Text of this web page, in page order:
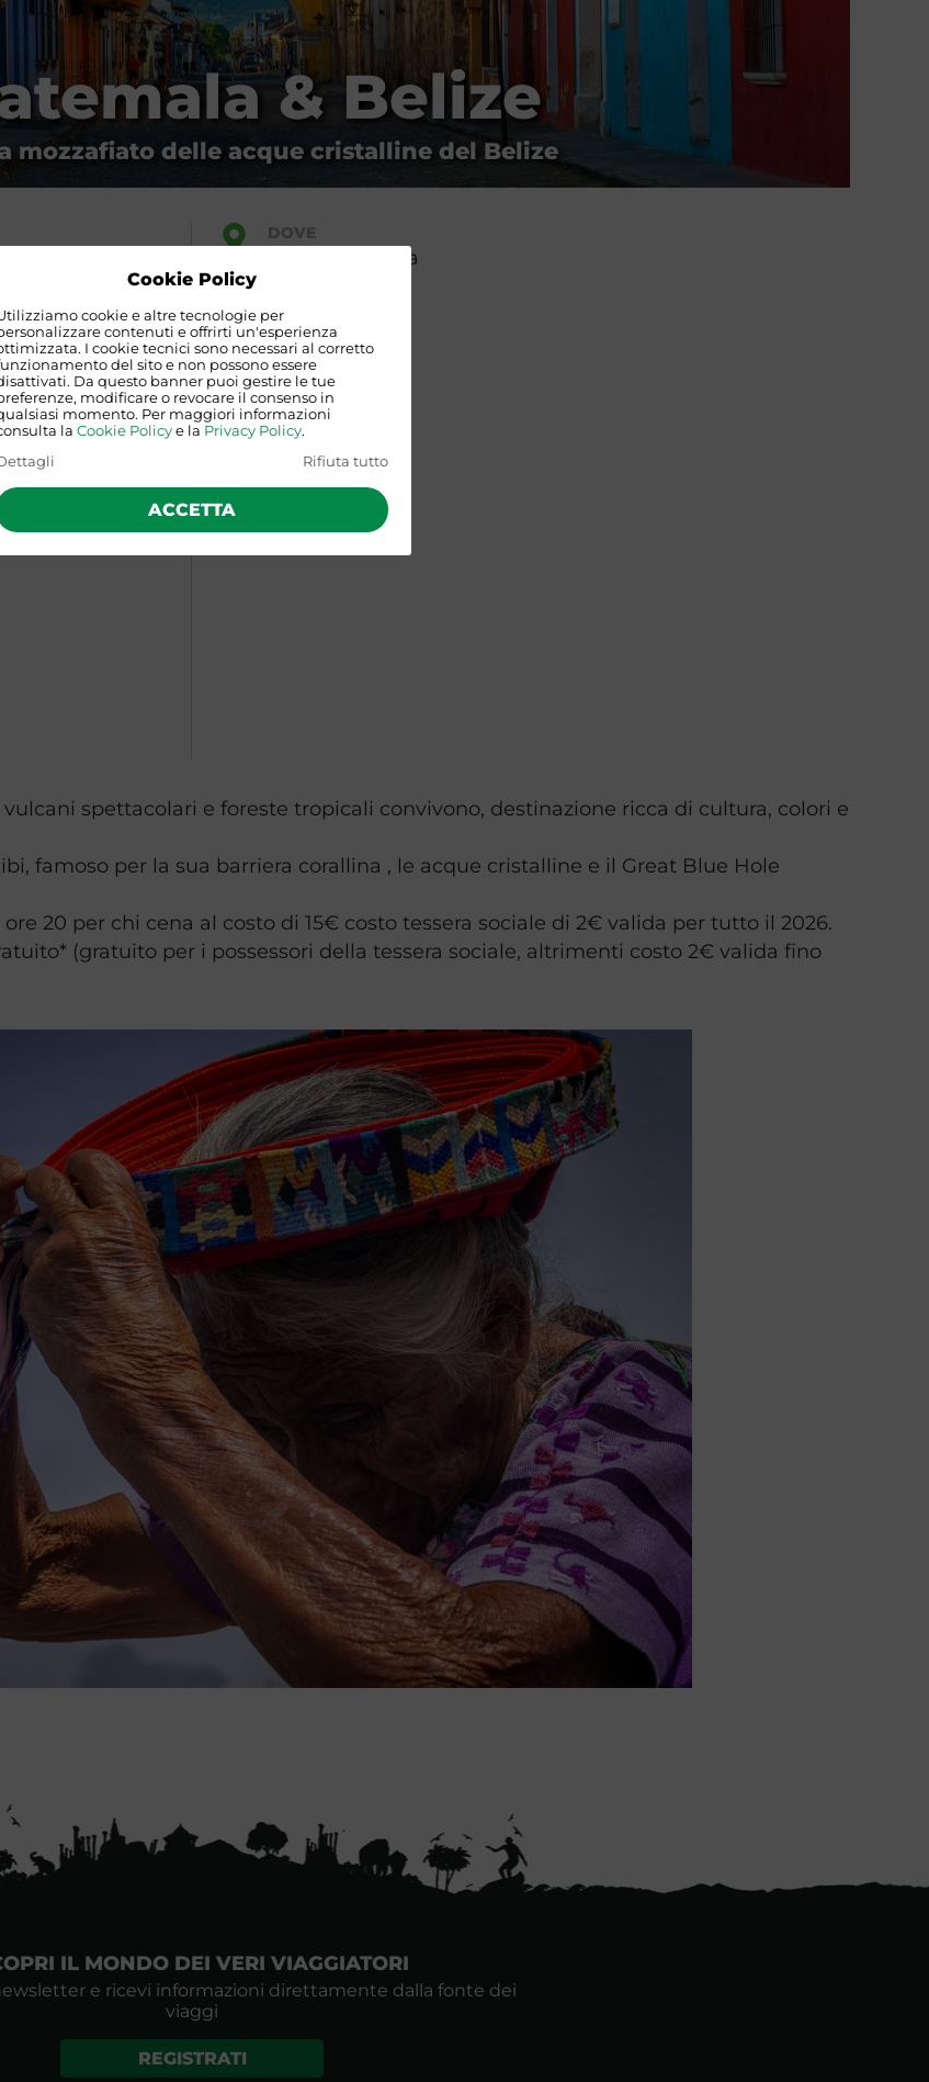
Cookie Policy
cookie e altre tecnologie per
contenuti e offrirti un'esperienza
I cookie tecnici sono necessari al corretto
del sito e non possono essere
Da questo banner puoi gestire le tue
modificare o revocare il consenso in
momento. Per maggiori informazioni
la Cookie Policye la Privacy Policy.
Rifiuta tutto
ACCETTA
& Belize
mozzafiato delle acque cristalline del Belize
anno 2026 -
i possessori
per tutto
DOVE
Circolo Marsala
spettacolari e foreste tropicali convivono, destinazione ricca di cultura, colori e
famoso per la sua barriera corallina , le acque cristalline e il Great Blue Hole
20 per chi cena al costo di 15€ costo tessera sociale di 2€ valida per tutto il 2026.
(gratuito per i possessori della tessera sociale, altrimenti costo 2€ valida fino
IL MONDO DEI VERI VIAGGIATORI
e ricevi informazioni direttamente dalla fonte dei
viaggi
REGISTRATI